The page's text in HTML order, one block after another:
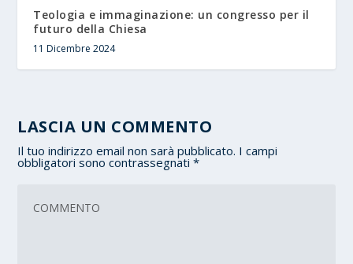
Teologia e immaginazione: un congresso per il
futuro della Chiesa
11 Dicembre 2024
LASCIA UN COMMENTO
Il tuo indirizzo email non sarà pubblicato. I campi
obbligatori sono contrassegnati*